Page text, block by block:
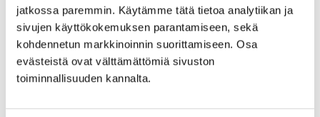
jatkossa paremmin. Käytämme tätä tietoa analytiikan ja
sivujen käyttökokemuksen parantamiseen, sekä
kohdennetun markkinoinnin suorittamiseen. Osa
evästeistä ovat välttämättömiä sivuston
toiminnallisuuden kannalta.
Lapsille ja nuorille suunnatut työpajat ovat maksuttomia.
Alle 10-vuotiaille aikuinen mukaan. Ei
ennakkoilmoittautumista. Max. 3 pinssiä / henkilö.